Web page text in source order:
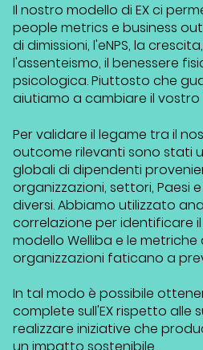
Il nostro modello di EX ci
people metrics e business
di dimissioni, l'eNPS, la
l'assenteismo, il benessere
psicologica. Piuttosto che
aiutiamo a cambiare il
Per validare il legame tra il
outcome rilevanti sono stati
globali di dipendenti
organizzazioni, settori, Paesi
diversi. Abbiamo utilizzato
correlazione per identificare
modello Welliba e le
organizzazioni faticano a
In tal modo è possibile
complete sull'EX rispetto alle
realizzare iniziative che